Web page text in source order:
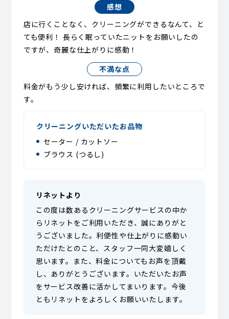
感想
店に行くことなく、クリーニングができるなんて、と
ても便利！ 長らく眠っていたニットをお願いしたの
ですが、奇麗な仕上がりに感動！
不満な点
料金がもう少し安ければ、頻繁に利用したいところで
す。
クリーニングいただいたお品物
セーター / カットソー
ブラウス (つるし)
リネットより
この度は数あるクリーニングサービスの中か
らリネットをご利用いただき、誠にありがと
うございました。利便性や仕上がりに感動い
ただけたとのこと、スタッフ一同大変嬉しく
思います。また、料金についてもお声を頂戴
し、ありがとうございます。いただいたお声
をサービス改善に活かしてまいります。今後
ともリネットをよろしくお願いいたします。